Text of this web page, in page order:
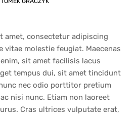
amet, consectetur adipiscing
vitae molestie feugiat. Maecenas
sit amet facilisis lacus
tempus dui, sit amet tincidunt
nec odio porttitor pretium
nisi nunc. Etiam non laoreet
Cras ultrices vulputate erat,